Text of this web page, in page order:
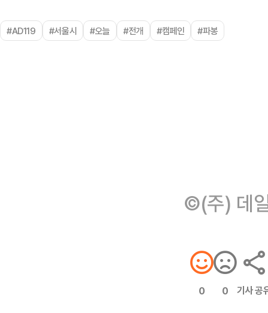
#AD119 #서울시 #오늘 #전개 #캠페인 #파봉
©(주) 데
0 0 기사 공